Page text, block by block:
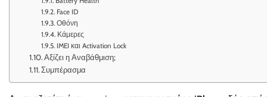
Face ID
Οθόνη
Κάμερες
IMEI και Activation Lock
Αξίζει η Αναβάθμιση;
Συμπέρασμα